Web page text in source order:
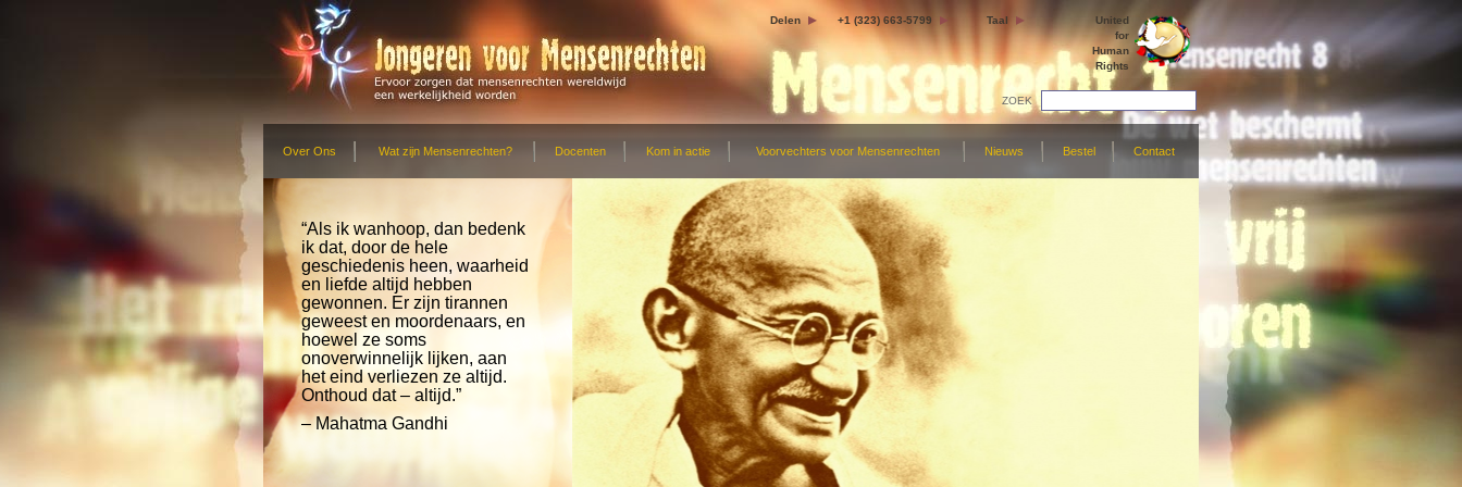
Delen +1 (323) 663-5799 Taal
United
for
Human
Rights
ZOEK
Over Ons Wat zijn Mensenrechten? Docenten Kom in actie Voorvechters voor Mensenrechten Nieuws Bestel Contact
“Als ik wanhoop, dan bedenk
ik dat, door de hele
geschiedenis heen, waarheid
en liefde altijd hebben
gewonnen. Er zijn tirannen
geweest en moordenaars, en
hoewel ze soms
onoverwinnelijk lijken, aan
het eind verliezen ze altijd.
Onthoud dat – altijd.”
– Mahatma Gandhi